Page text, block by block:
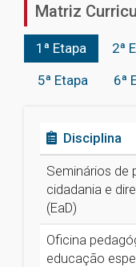
Matriz
1ª Etapa 2ª
5ª Etapa
6ª
Disciplina
Seminários de
cidadania e
(EaD)
Oficina
educação